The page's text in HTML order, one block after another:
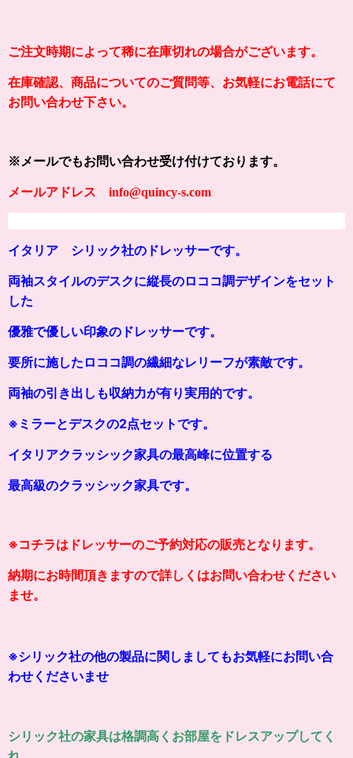
ご注文時期によって稀に在庫切れの場合がございます。
在庫確認、商品についてのご質問等、お気軽にお電話にて
お問い合わせ下さい。
※メールでもお問い合わせ受け付けております。
メールアドレス info@quincy-s.com
イタリア シリック社のドレッサーです。
両袖スタイルのデスクに縦長のロココ調デザインをセット
した
優雅で優しい印象のドレッサーです。
要所に施したロココ調の繊細なレリーフが素敵です。
両袖の引き出しも収納力が有り実用的です。
※ミラーとデスクの2点セットです。
イタリアクラッシック家具の最高峰に位置する
最高級のクラッシック家具です。
※コチラはドレッサーのご予約対応の販売となります。
納期にお時間頂きますので詳しくはお問い合わせください
ませ。
※シリック社の他の製品に関しましてもお気軽にお問い合
わせくださいませ
シリック社の家具は格調高くお部屋をドレスアップしてく